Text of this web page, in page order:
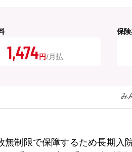
1,474円
保
み
制限で保障するため長期入